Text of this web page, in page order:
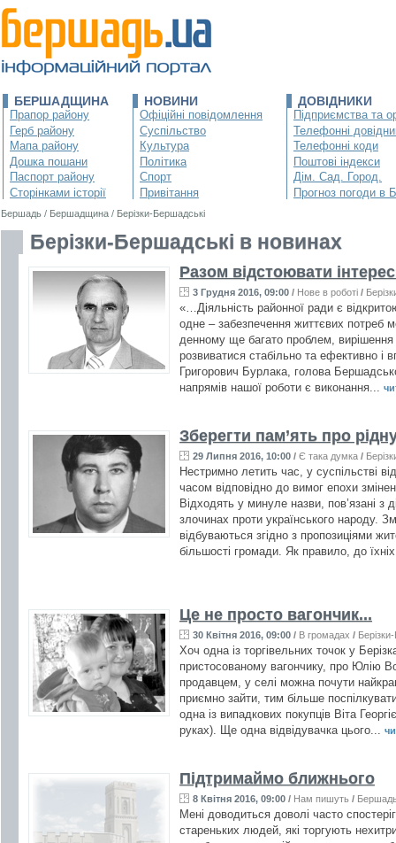
БЕРШАДЩИНА
Прапор району
Герб району
Мапа району
Дошка пошани
Паспорт району
Сторінками історії
НОВИНИ
Офіційні повідомлення
Суспільство
Культура
Політика
Спорт
Привітання
ДОВІДНИКИ
Підприємства та
Телефонні
Телефонні коди
Поштові індекси
Дім. Сад. Город.
Прогноз погоди в
Бершадь / Бершадщина / Берізки-Бершадські
Берізки-Бершадські в новинах
Разом відстоювати
3 Грудня 2016, 09:00 / Нове в роботі /
«…Діяльність районної ради є
одне – забезпечення життєвих потреб
денному ще багато проблем,
розвиватися стабільно та ефективно
Григорович Бурлака, голова
напрямів нашої роботи є виконання...
Зберегти пам’ять про
29 Липня 2016, 10:00 / Є така думка /
Нестримно летить час, у суспільстві
часом відповідно до вимог епохи
Відходять у минуле назви, пов’язані з
злочинах проти українського народу.
відбуваються згідно з пропозиціями
більшості громади. Як правило, до
Це не просто вагончик...
30 Квітня 2016, 09:00 / В громадах /
Хоч одна із торгівельних точок у
пристосованому вагончику, про Юлію
продавцем, у селі можна почути
приємно зайти, тим більше
одна із випадкових покупців Віта
руках). Ще одна відвідувачка цього...
Підтримаймо ближнього
8 Квітня 2016, 09:00 / Нам пишуть /
Мені доводиться доволі часто
стареньких людей, які торгують